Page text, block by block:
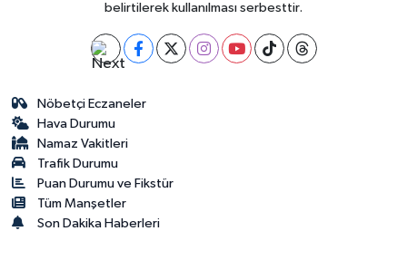
belirtilerek kullanılması serbesttir.
Nöbetçi Eczaneler
Hava Durumu
Namaz Vakitleri
Trafik Durumu
Puan Durumu ve Fikstür
Tüm Manşetler
Son Dakika Haberleri